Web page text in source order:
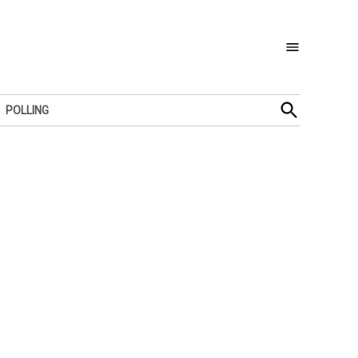
POLLING
Open
Search